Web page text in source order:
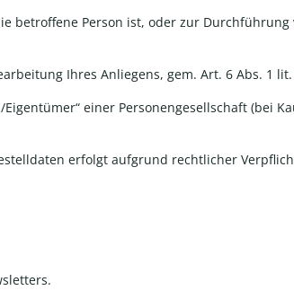
betroffene Person ist, oder zur
Ihres Anliegens, gem. Art. 6 Abs. 1 lit.
einer Personengesellschaft (bei
erfolgt aufgrund rechtlicher